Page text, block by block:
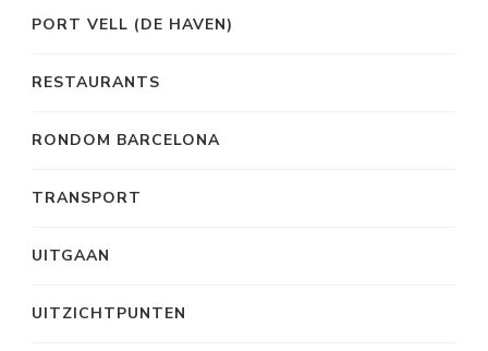
PORT VELL (DE HAVEN)
RESTAURANTS
RONDOM BARCELONA
TRANSPORT
UITGAAN
UITZICHTPUNTEN